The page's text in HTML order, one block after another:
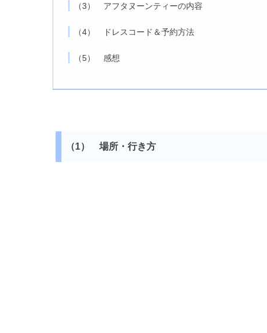
（3） アフタヌーンティーの内容
（4） ドレスコード＆予約方法
（5） 感想
（1） 場所・行き方